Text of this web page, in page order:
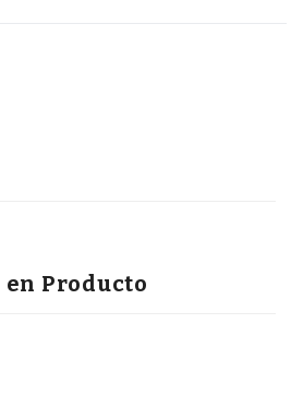
en Producto